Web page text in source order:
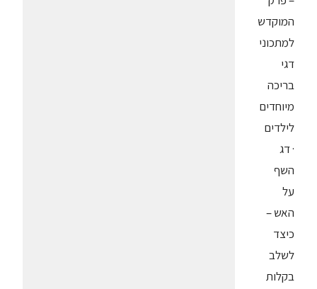
המוקדש
למתכוני
דגי
בריכה
מיוחדים
לילדים
· דג
השף
על
האש –
כיצד
לשלב
בקלות